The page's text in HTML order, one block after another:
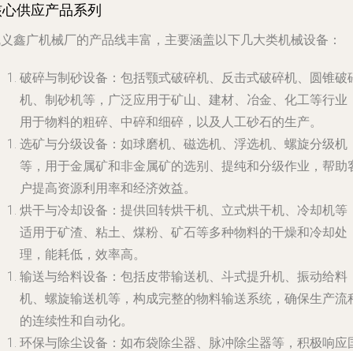
供应产品系列
鑫广机械厂的产品线丰富，主要涵盖以下几大类机械设备：
破碎与制砂设备 ：包括颚式破碎机、反击式破碎机、圆锥破
机、制砂机等，广泛应用于矿山、建材、冶金、化工等行业
用于物料的粗碎、中碎和细碎，以及人工砂石的生产。
选矿与分级设备 ：如球磨机、磁选机、浮选机、螺旋分级机
等，用于金属矿和非金属矿的选别、提纯和分级作业，帮助
户提高资源利用率和经济效益。
烘干与冷却设备 ：提供回转烘干机、立式烘干机、冷却机等
适用于矿渣、粘土、煤粉、矿石等多种物料的干燥和冷却处
理，能耗低，效率高。
输送与给料设备 ：包括皮带输送机、斗式提升机、振动给料
机、螺旋输送机等，构成完整的物料输送系统，确保生产流
的连续性和自动化。
环保与除尘设备 ：如布袋除尘器、脉冲除尘器等，积极响应